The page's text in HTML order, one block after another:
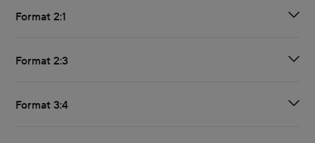
Format 2:1
Format 2:3
Format 3:4